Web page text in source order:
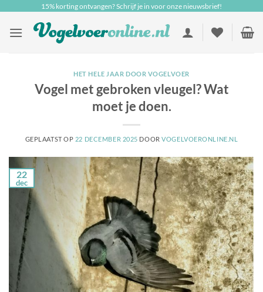
inhoud
15% korting ontvangen? Schrijf je in voor onze nieuwsbrief!
HET HELE JAAR DOOR VOGELVOER
Vogel met gebroken vleugel? Wat
moet je doen.
GEPLAATST OP 22 DECEMBER 2025 DOORVOGELVOERONLINE.NL
22
dec